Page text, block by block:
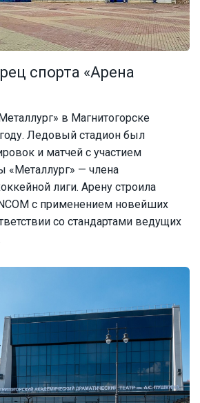
спорта «Арена
в Магнитогорске
Ледовый стадион был
и матчей с участием
«Металлург» — члена
лиги. Арену строила
с применением новейших
со стандартами ведущих